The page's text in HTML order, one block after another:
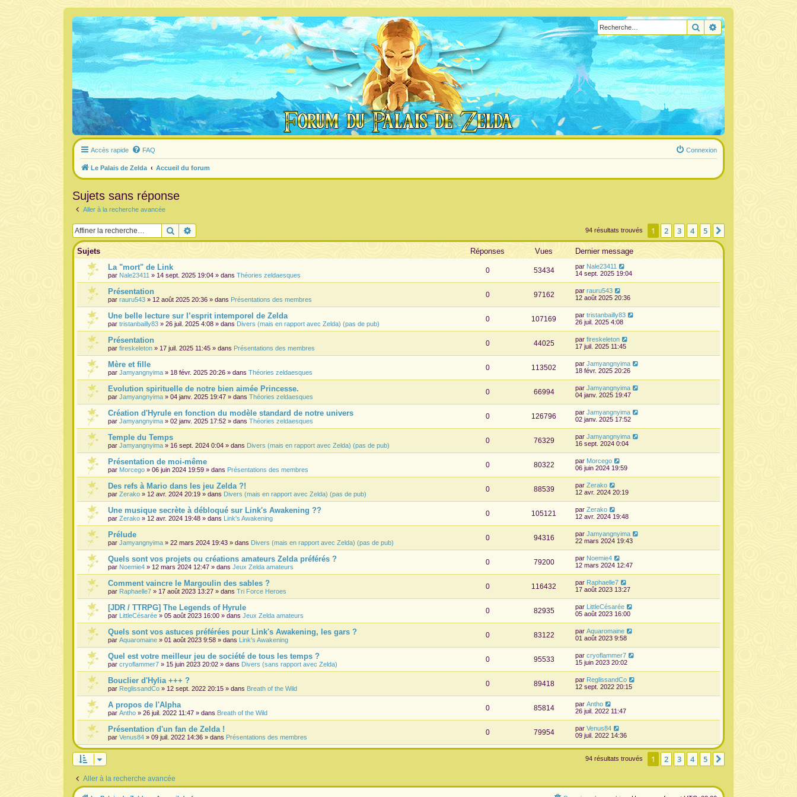
RechercherRecherche avancée
Accès rapide FAQ Connexion
Le Palais de Zelda Accueil du forum
Sujets sans réponse
Aller à la recherche avancée
Rechercher 94 résultats trouvés 1 2 3 4 5
Sujets Réponses Vues
Dernier message
La "mort" de Link
par Nale23411 » 14 sept. 2025 19:04 » dans Théories zeldaesques
0 53434 par Nale23411
14 sept. 2025 19:04
Présentation
par rauru543 » 12 août 2025 20:36 » dans Présentations des membres
0 97162 par rauru543
12 août 2025 20:36
Une belle lecture sur l’esprit intemporel de Zelda
par tristanbailly83 » 26 juil. 2025 4:08 » dans Divers (mais en rapport avec Zelda) (pas de pub)
0 107169 par tristanbailly83
26 juil. 2025 4:08
Présentation
par fireskeleton » 17 juil. 2025 11:45 » dans Présentations des membres
0 44025 par fireskeleton
17 juil. 2025 11:45
Mère et fille
par Jamyangnyima » 18 févr. 2025 20:26 » dans Théories zeldaesques
0 113502 par Jamyangnyima
18 févr. 2025 20:26
Evolution spirituelle de notre bien aimée Princesse.
par Jamyangnyima » 04 janv. 2025 19:47 » dans Théories zeldaesques
0 66994 par Jamyangnyima
04 janv. 2025 19:47
Création d'Hyrule en fonction du modèle standard de notre univers
par Jamyangnyima » 02 janv. 2025 17:52 » dans Théories zeldaesques
0 126796 par Jamyangnyima
02 janv. 2025 17:52
Temple du Temps
par Jamyangnyima » 16 sept. 2024 0:04 » dans Divers (mais en rapport avec Zelda) (pas de pub)
0 76329 par Jamyangnyima
16 sept. 2024 0:04
Présentation de moi-même
par Morcego » 06 juin 2024 19:59 » dans Présentations des membres
0 80322 par Morcego
06 juin 2024 19:59
Des refs à Mario dans les jeu Zelda ?!
par Zerako » 12 avr. 2024 20:19 » dans Divers (mais en rapport avec Zelda) (pas de pub)
0 88539 par Zerako
12 avr. 2024 20:19
Une musique secrète à débloqué sur Link's Awakening ??
par Zerako » 12 avr. 2024 19:48 » dans Link's Awakening
0 105121 par Zerako
12 avr. 2024 19:48
Prélude
par Jamyangnyima » 22 mars 2024 19:43 » dans Divers (mais en rapport avec Zelda) (pas de pub)
0 94316 par Jamyangnyima
22 mars 2024 19:43
Quels sont vos projets ou créations amateurs Zelda préférés ?
par Noemie4 » 12 mars 2024 12:47 » dans Jeux Zelda amateurs
0 79200 par Noemie4
12 mars 2024 12:47
Comment vaincre le Margoulin des sables ?
par Raphaelle7 » 17 août 2023 13:27 » dans Tri Force Heroes
0 116432 par Raphaelle7
17 août 2023 13:27
[JDR / TTRPG] The Legends of Hyrule
par LittleCésarée » 05 août 2023 16:00 » dans Jeux Zelda amateurs
0 82935 par LittleCésarée
05 août 2023 16:00
Quels sont vos astuces préférées pour Link's Awakening, les gars ?
par Aquaromaine » 01 août 2023 9:58 » dans Link's Awakening
0 83122 par Aquaromaine
01 août 2023 9:58
Quel est votre meilleur jeu de société de tous les temps ?
par cryoflammer7 » 15 juin 2023 20:02 » dans Divers (sans rapport avec Zelda)
0 95533 par cryoflammer7
15 juin 2023 20:02
Bouclier d'Hylia +++ ?
par ReglissandCo » 12 sept. 2022 20:15 » dans Breath of the Wild
0 89418 par ReglissandCo
12 sept. 2022 20:15
A propos de l'Alpha
par Antho » 26 juil. 2022 11:47 » dans Breath of the Wild
0 85814 par Antho
26 juil. 2022 11:47
Présentation d'un fan de Zelda !
par Venus84 » 09 juil. 2022 14:36 » dans Présentations des membres
0 79954 par Venus84
09 juil. 2022 14:36
94 résultats trouvés 1 2 3 4 5
Aller à la recherche avancée